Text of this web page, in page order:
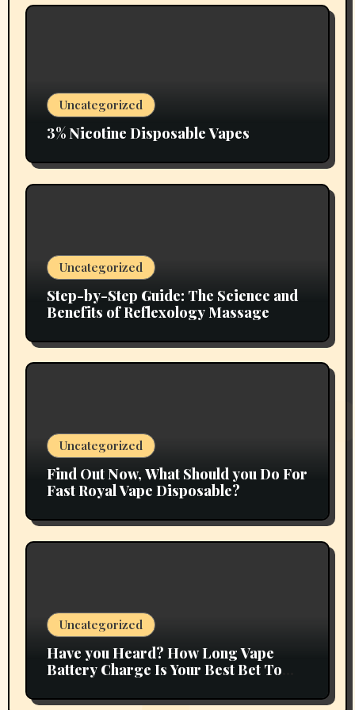
Uncategorized
3% Nicotine Disposable Vapes
Uncategorized
Step-by-Step Guide: The Science and
Benefits of Reflexology Massage
Uncategorized
Find Out Now, What Should you Do For
Fast Royal Vape Disposable?
Uncategorized
Have you Heard? How Long Vape
Battery Charge Is Your Best Bet To